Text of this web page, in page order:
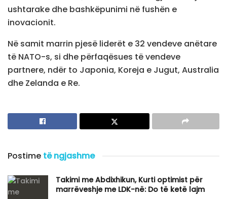
ushtarake dhe bashkëpunimi në fushën e
inovacionit.
Në samit marrin pjesë liderët e 32 vendeve anëtare
të NATO-s, si dhe përfaqësues të vendeve
partnere, ndër to Japonia, Koreja e Jugut, Australia
dhe Zelanda e Re.
Postime të ngjashme
​Takimi me Abdixhikun, Kurti optimist për
marrëveshje me LDK-në: Do të ketë lajm